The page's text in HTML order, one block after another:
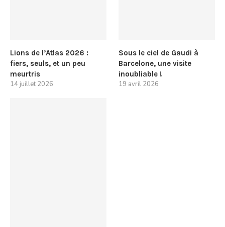
Lions de l’Atlas 2026 :
fiers, seuls, et un peu
meurtris
14 juillet 2026
Sous le ciel de Gaudi à
Barcelone, une visite
inoubliable !
19 avril 2026